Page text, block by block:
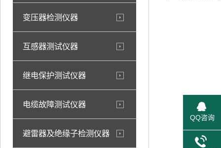
变压器检测仪器
互感器测试仪器
继电保护测试仪器
电缆故障测试仪器
避雷器及绝缘子检测仪器
QQ咨询